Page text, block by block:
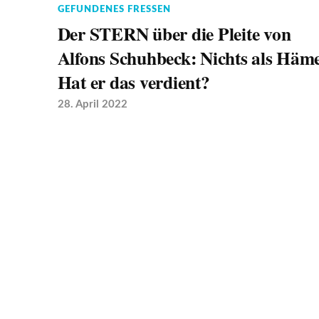
GEFUNDENES FRESSEN
Der STERN über die Pleite von
Alfons Schuhbeck: Nichts als
Hat er das verdient?
28. April 2022